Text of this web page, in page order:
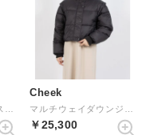
Cheek
￥25,300